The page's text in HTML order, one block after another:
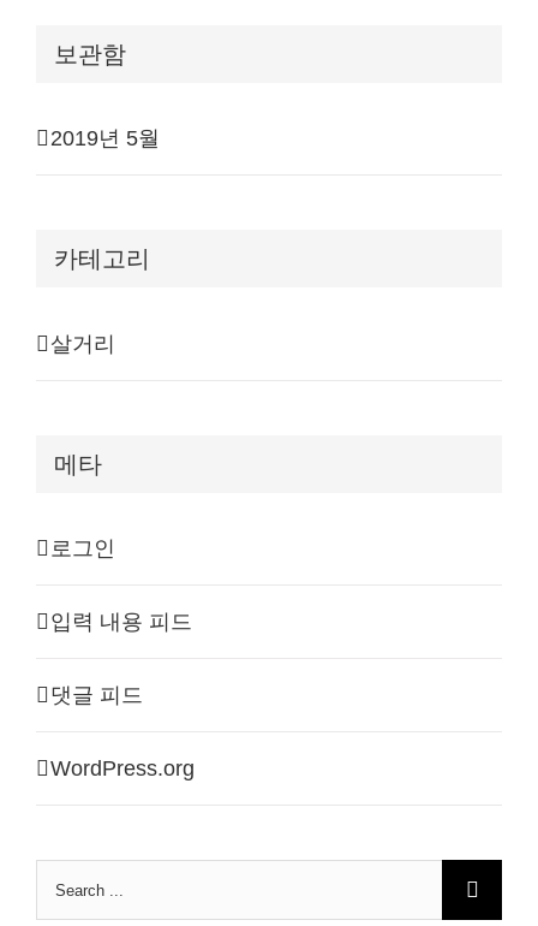
보관함
2019년 5월
카테고리
살거리
메타
로그인
입력 내용 피드
댓글 피드
WordPress.org
Search